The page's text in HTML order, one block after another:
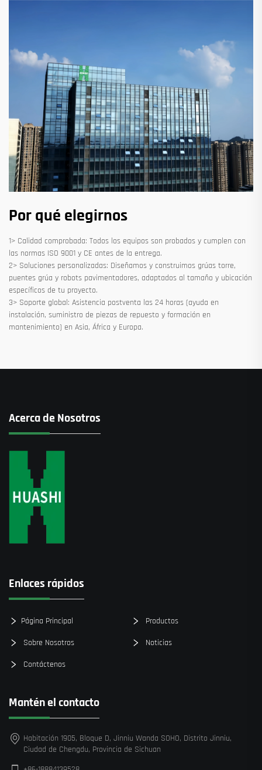
Por qué elegirnos
1> Calidad comprobada: Todos los equipos son probados y cumplen con
las normas ISO 9001 y CE antes de la entrega.
2> Soluciones personalizadas: Diseñamos y construimos grúas torre,
puentes grúa y robots pavimentadores, adaptados al tamaño y ubicación
específicos de tu proyecto.
3> Soporte global: Asistencia postventa las 24 horas (ayuda en
instalación, suministro de piezas de repuesto y formación en
mantenimiento) en Asia, África y Europa.
Acerca de Nosotros
Enlaces rápidos
Página Principal Productos
Sobre Nosotros Noticias
Contáctenos
Mantén el contacto
Habitación 1905, Bloque D, Jinniu Wanda SOHO, Distrito Jinniu,
Ciudad de Chengdu, Provincia de Sichuan